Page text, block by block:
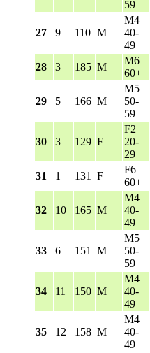
59
27 9 110 M
M4
40-
49
28 3 185 M
M6
60+
29 5 166 M
M5
50-
59
30 3 129 F
F2
20-
29
31 1 131 F
F6
60+
32 10 165 M
M4
40-
49
33 6 151 M
M5
50-
59
34 11 150 M
M4
40-
49
35 12 158 M
M4
40-
49